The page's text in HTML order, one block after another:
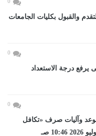
طريقة التقدم والقبول بكليات الجامعات
0
يرفع درجة الاستعداد
0
جنيه.. موعد وآليات صرف «تكافل